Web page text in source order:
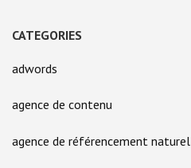
CATEGORIES
adwords
agence de contenu
agence de référencement naturel